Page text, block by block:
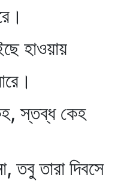
হাওয়ায়
স্তব্ধ কেহ
তবু তারা দিবসে